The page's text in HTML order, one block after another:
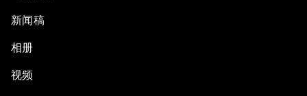
新闻稿
相册
视频